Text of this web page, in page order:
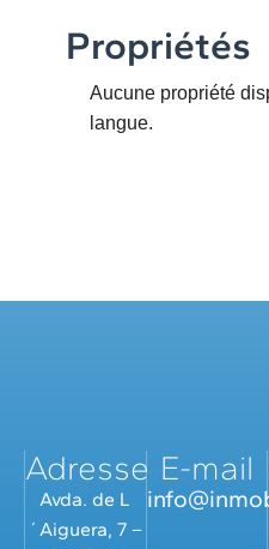
Propriétés
Aucune propriété
langue.
Adresse
Avda. de L
´Aiguera, 7 –
E-mail